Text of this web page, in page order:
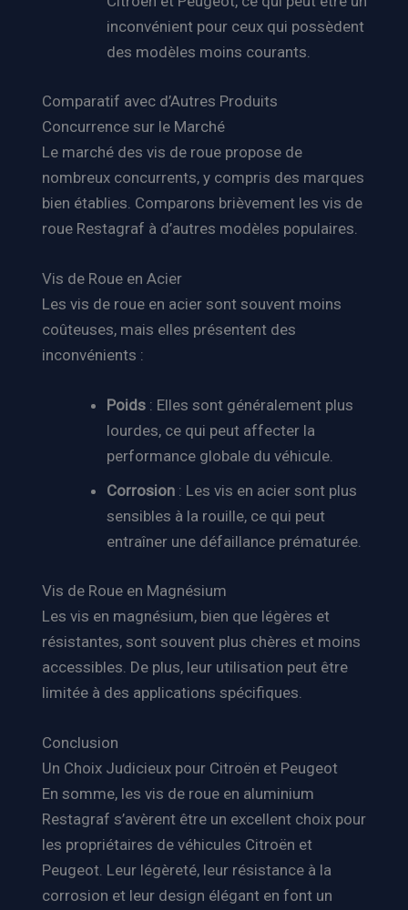
inconvénient pour ceux qui possèdent
des modèles moins courants.
Comparatif avec d’Autres Produits
Concurrence sur le Marché
Le marché des vis de roue propose de
nombreux concurrents, y compris des marques
bien établies. Comparons brièvement les vis de
roue Restagraf à d’autres modèles populaires.
Vis de Roue en Acier
Les vis de roue en acier sont souvent moins
coûteuses, mais elles présentent des
inconvénients :
Poids: Elles sont généralement plus
lourdes, ce qui peut affecter la
performance globale du véhicule.
Corrosion: Les vis en acier sont plus
sensibles à la rouille, ce qui peut
entraîner une défaillance prématurée.
Vis de Roue en Magnésium
Les vis en magnésium, bien que légères et
résistantes, sont souvent plus chères et moins
accessibles. De plus, leur utilisation peut être
limitée à des applications spécifiques.
Conclusion
Un Choix Judicieux pour Citroën et Peugeot
En somme, les vis de roue en aluminium
Restagraf s’avèrent être un excellent choix pour
les propriétaires de véhicules Citroën et
Peugeot. Leur légèreté, leur résistance à la
corrosion et leur design élégant en font un